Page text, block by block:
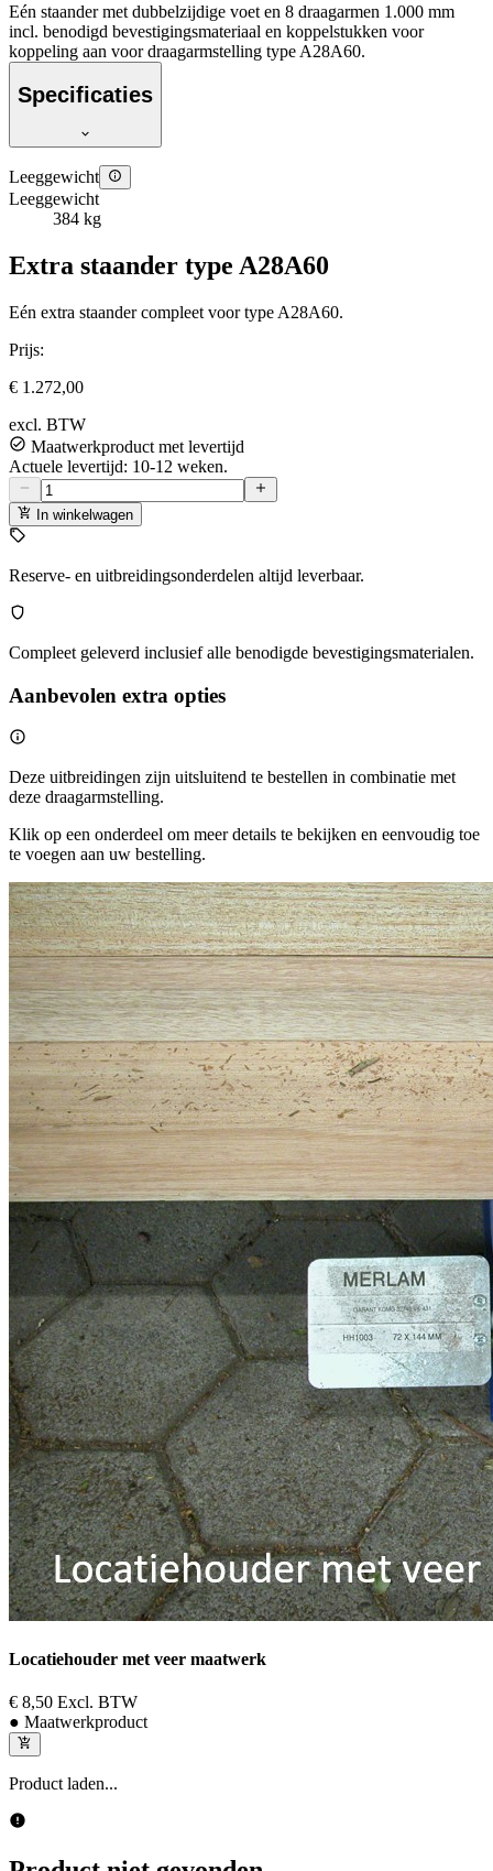
Eén staander met dubbelzijdige voet en 8 draagarmen 1.000 mm
incl. benodigd bevestigingsmateriaal en koppelstukken voor
koppeling aan voor draagarmstelling type A28A60.
Specificaties
Leeggewicht
Leeggewicht
384 kg
Extra staander type A28A60
Eén extra staander compleet voor type A28A60.
Prijs:
€ 1.272,00
excl. BTW
Maatwerkproduct met levertijd
Actuele levertijd: 10-12 weken.
In winkelwagen
Reserve- en uitbreidingsonderdelen altijd leverbaar.
Compleet geleverd inclusief alle benodigde bevestigingsmaterialen.
Aanbevolen extra opties
Deze uitbreidingen zijn uitsluitend te bestellen in combinatie met
deze draagarmstelling.
Klik op een onderdeel om meer details te bekijken en eenvoudig toe
te voegen aan uw bestelling.
Locatiehouder met veer maatwerk
€ 8,50 Excl. BTW
● Maatwerkproduct
Product laden...